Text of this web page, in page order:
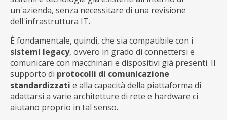
un'azienda, senza necessitare di una revisione
dell'infrastruttura IT.
È fondamentale, quindi, che sia compatibile con i
sistemi legacy, ovvero in grado di connettersi e
comunicare con macchinari e dispositivi già presenti. Il
supporto di protocolli di comunicazione
standardizzati e alla capacità della piattaforma di
adattarsi a varie architetture di rete e hardware ci
aiutano proprio in tal senso.